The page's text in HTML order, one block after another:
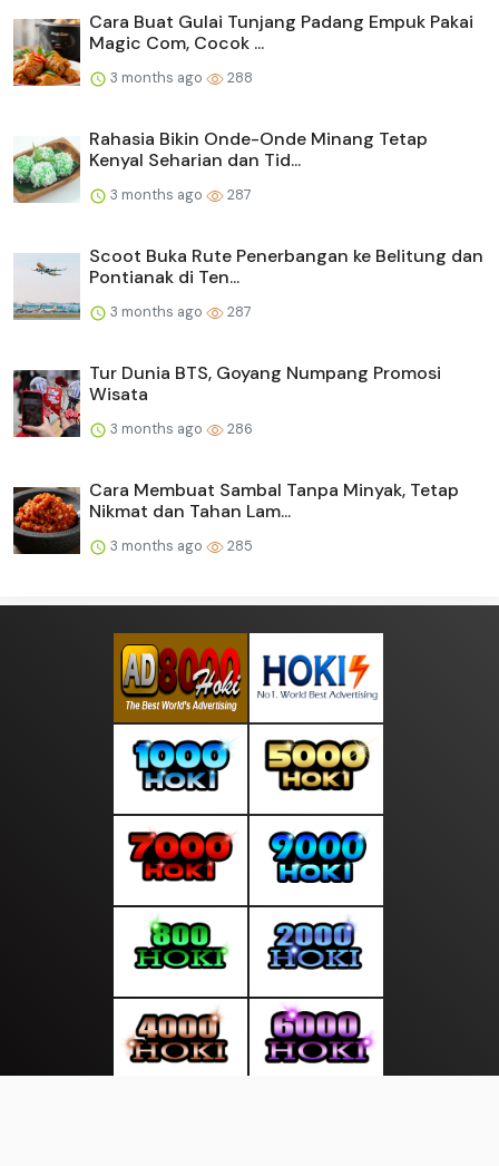
Cara Buat Gulai Tunjang Padang Empuk Pakai
Magic Com, Cocok ...
3 months ago 288
Rahasia Bikin Onde-Onde Minang Tetap
Kenyal Seharian dan Tid...
3 months ago 287
Scoot Buka Rute Penerbangan ke Belitung dan
Pontianak di Ten...
3 months ago 287
Tur Dunia BTS, Goyang Numpang Promosi
Wisata
3 months ago 286
Cara Membuat Sambal Tanpa Minyak, Tetap
Nikmat dan Tahan Lam...
3 months ago 285